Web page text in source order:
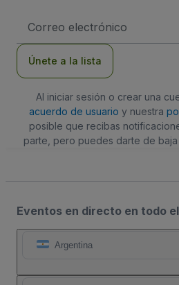
de
Únete a la lista
Al iniciar sesión o crear una
acuerdo de usuario y nuestra
posible que recibas
parte, pero puedes darte de
Eventos en directo en todo
Argentina